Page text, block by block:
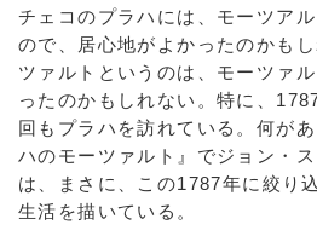
チェコのプラハには、モーツア
ので、居心地がよかったのかも
ツァルトというのは、モーツァ
ったのかもしれない。特に、
回もプラハを訪れている。何が
ハのモーツァルト』でジョン・
は、まさに、この1787年に絞り
生活を描いている。